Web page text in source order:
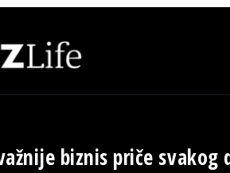
biznis priče svakog